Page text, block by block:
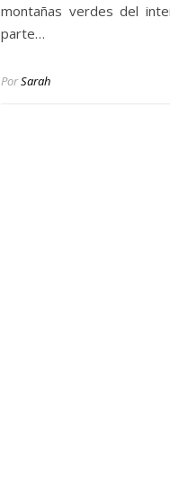
montañas verdes del
parte…
PorSarah